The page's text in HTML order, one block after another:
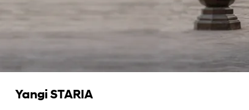
Yangi STARIA